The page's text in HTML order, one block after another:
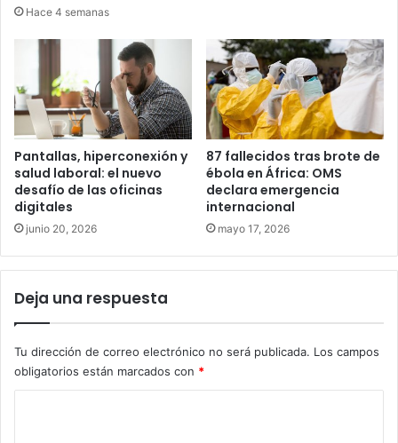
Hace 4 semanas
Pantallas, hiperconexión y
salud laboral: el nuevo
desafío de las oficinas
digitales
junio 20, 2026
87 fallecidos tras brote de
ébola en África: OMS
declara emergencia
internacional
mayo 17, 2026
Deja una respuesta
Tu dirección de correo electrónico no será publicada. Los campos
obligatorios están marcados con *